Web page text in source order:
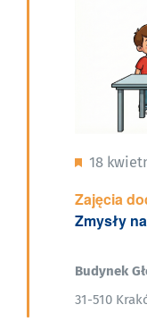
Zajęcia
Zmysły
18
Budynek
31-510